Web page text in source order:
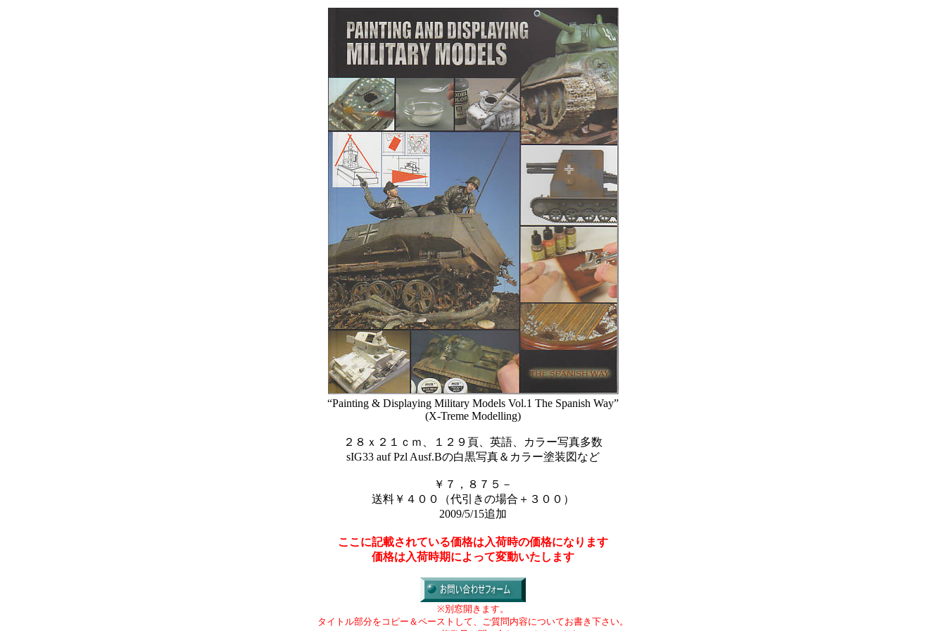
“Painting & Displaying Military Models Vol.1 The Spanish Way”
(X-Treme Modelling)
２８ｘ２１ｃｍ、１２９頁、英語、カラー写真多数
sIG33 auf Pzl Ausf.Bの白黒写真＆カラー塗装図など
￥７，８７５－
送料￥４００（代引きの場合＋３００）
2009/5/15追加
ここに記載されている価格は入荷時の価格になります
価格は入荷時期によって変動いたします
※別窓開きます。
タイトル部分をコピー＆ペーストして、ご質問内容についてお書き下さい。